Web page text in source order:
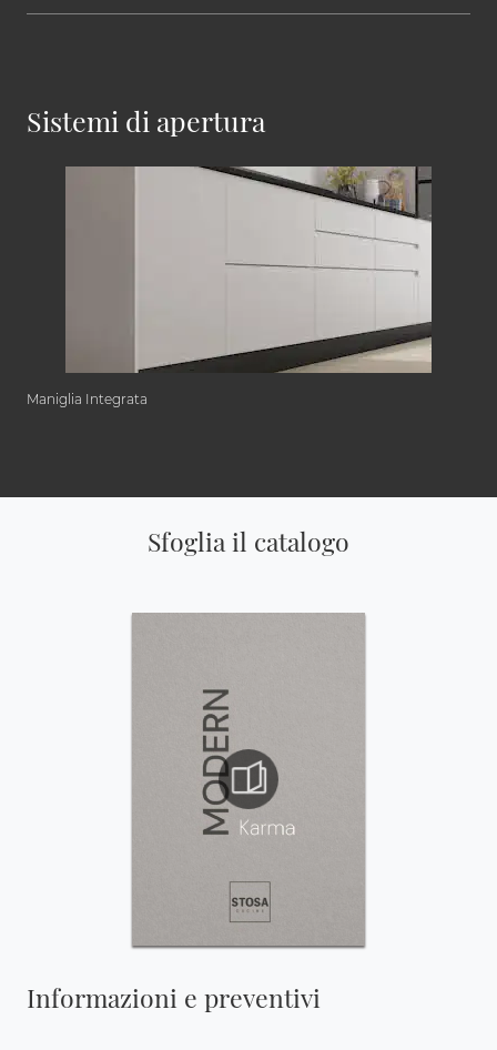
Sistemi di apertura
Maniglia Integrata
Sfoglia il catalogo
Informazioni e preventivi